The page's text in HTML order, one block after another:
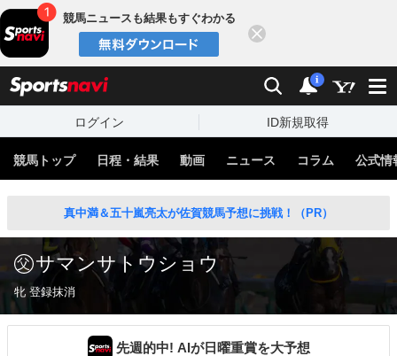
競馬ニュースも結果もすぐわかる
検索 通知
i
ログイン ID新規取得
競馬トップ 日程・結果 動画 ニュース コラム 公式情
真中満＆五十嵐亮太が佐賀競馬予想に挑戦！（PR）
サマンサトウショウ
牝 登録抹消
先週的中! AIが日曜重賞を大予想